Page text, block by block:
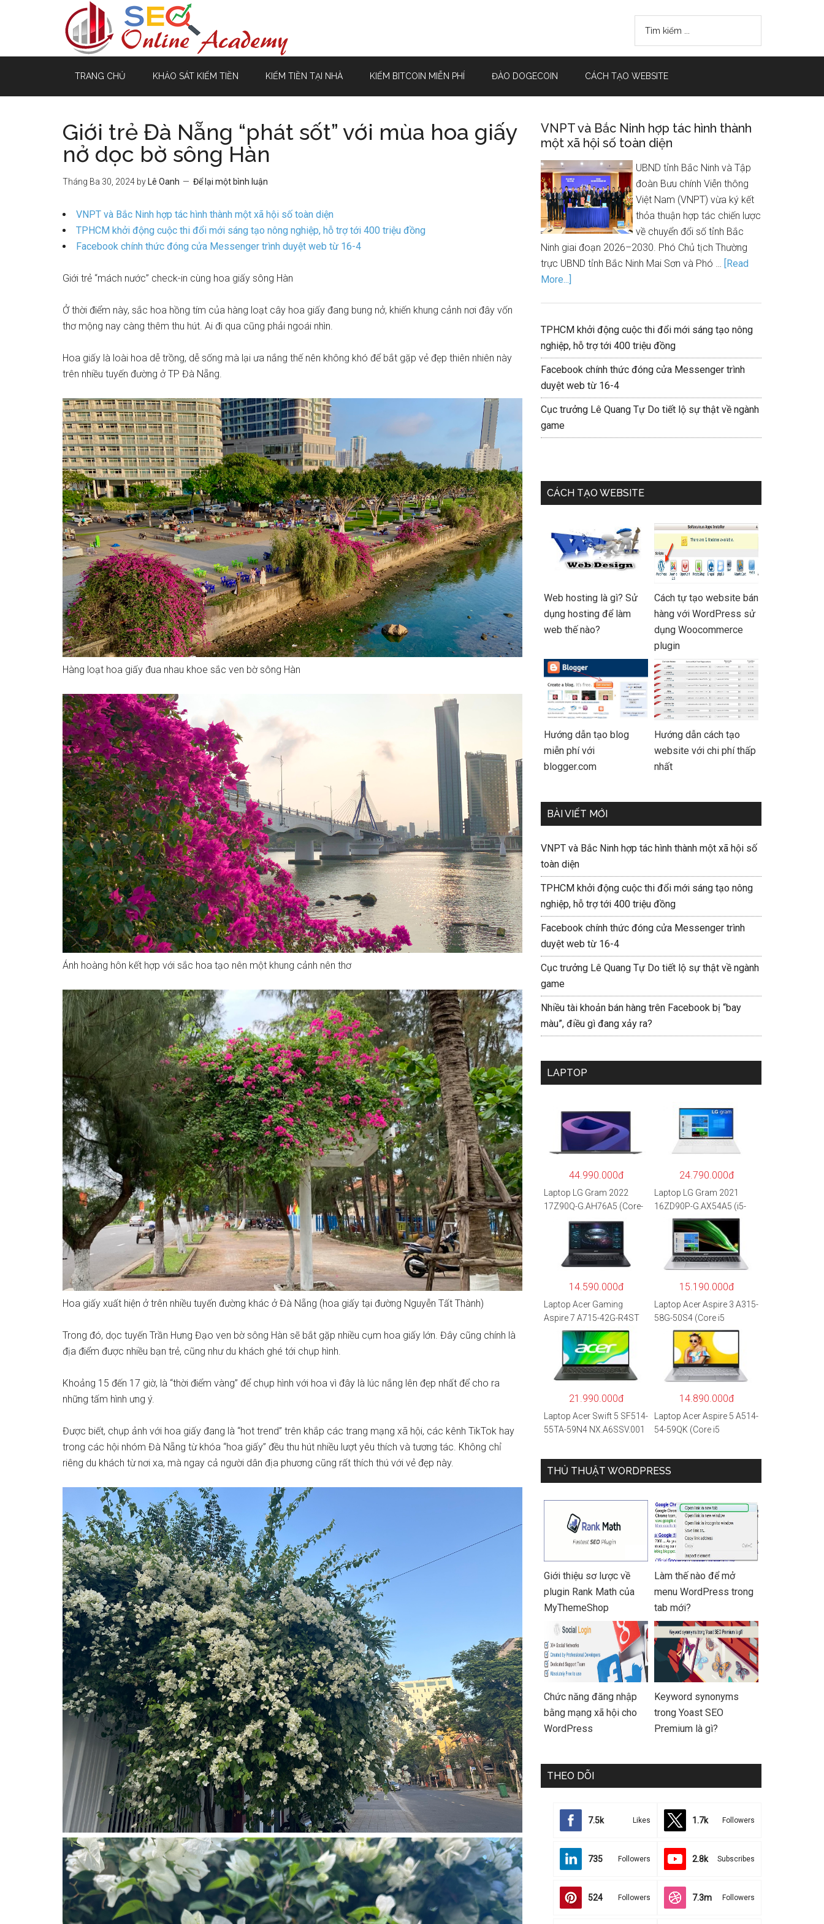
TRANG CHỦ KHẢO SÁT KIẾM TIỀN KIẾM TIỀN TẠI NHÀ KIẾM BITCOIN MIỄN PHÍ ĐÀO DOGECOIN CÁCH TẠO WEBSITE
Giới trẻ Đà Nẵng “phát sốt” với mùa hoa giấy
nở dọc bờ sông Hàn
Tháng Ba 30, 2024 by Lê Oanh Để lại một bình luận
VNPT và Bắc Ninh hợp tác hình thành một xã hội số toàn diện
TPHCM khởi động cuộc thi đổi mới sáng tạo nông nghiệp, hỗ trợ tới 400 triệu đồng
Facebook chính thức đóng cửa Messenger trình duyệt web từ 16-4
Giới trẻ “mách nước” check-in cùng hoa giấy sông Hàn
Ở thời điểm này, sắc hoa hồng tím của hàng loạt cây hoa giấy đang bung nở, khiến khung cảnh nơi đây vốn
thơ mộng nay càng thêm thu hút. Ai đi qua cũng phải ngoái nhìn.
Hoa giấy là loài hoa dễ trồng, dễ sống mà lại ưa nắng thế nên không khó để bắt gặp vẻ đẹp thiên nhiên này
trên nhiều tuyến đường ở TP Đà Nẵng.
Hàng loạt hoa giấy đua nhau khoe sắc ven bờ sông Hàn
Ánh hoàng hôn kết hợp với sắc hoa tạo nên một khung cảnh nên thơ
Hoa giấy xuất hiện ở trên nhiều tuyến đường khác ở Đà Nẵng (hoa giấy tại đường Nguyễn Tất Thành)
Trong đó, dọc tuyến Trần Hưng Đạo ven bờ sông Hàn sẽ bắt gặp nhiều cụm hoa giấy lớn. Đây cũng chính là
địa điểm được nhiều bạn trẻ, cũng như du khách ghé tới chụp hình.
Khoảng 15 đến 17 giờ, là “thời điểm vàng” để chụp hình với hoa vì đây là lúc nắng lên đẹp nhất để cho ra
những tấm hình ưng ý.
Được biết, chụp ảnh với hoa giấy đang là “hot trend” trên khắp các trang mạng xã hội, các kênh TikTok hay
trong các hội nhóm Đà Nẵng từ khóa “hoa giấy” đều thu hút nhiều lượt yêu thích và tương tác. Không chỉ
riêng du khách từ nơi xa, mà ngay cả người dân địa phương cũng rất thích thú với vẻ đẹp này.
VNPT và Bắc Ninh hợp tác hình thành
một xã hội số toàn diện
UBND tỉnh Bắc Ninh và Tập
đoàn Bưu chính Viễn thông
Việt Nam (VNPT) vừa ký kết
thỏa thuận hợp tác chiến lược
về chuyển đổi số tỉnh Bắc
Ninh giai đoạn 2026–2030. Phó Chủ tịch Thường
trực UBND tỉnh Bắc Ninh Mai Sơn và Phó … [Read
More...]
TPHCM khởi động cuộc thi đổi mới sáng tạo nông
nghiệp, hỗ trợ tới 400 triệu đồng
Facebook chính thức đóng cửa Messenger trình
duyệt web từ 16-4
Cục trưởng Lê Quang Tự Do tiết lộ sự thật về ngành
game
CÁCH TẠO WEBSITE
Web hosting là gì? Sử
dụng hosting để làm
web thế nào?
Cách tự tạo website bán
hàng với WordPress sử
dụng Woocommerce
plugin
Hướng dẫn tạo blog
miễn phí với
blogger.com
Hướng dẫn cách tạo
website với chi phí thấp
nhất
BÀI VIẾT MỚI
VNPT và Bắc Ninh hợp tác hình thành một xã hội số
toàn diện
TPHCM khởi động cuộc thi đổi mới sáng tạo nông
nghiệp, hỗ trợ tới 400 triệu đồng
Facebook chính thức đóng cửa Messenger trình
duyệt web từ 16-4
Cục trưởng Lê Quang Tự Do tiết lộ sự thật về ngành
game
Nhiều tài khoản bán hàng trên Facebook bị “bay
màu”, điều gì đang xảy ra?
LAPTOP
44.990.000đ
Laptop LG Gram 2022
17Z90Q-G.AH76A5 (Core-
1260P/16GB/512GB/17″
WQXGA/Win 11/Xám)
24.790.000đ
Laptop LG Gram 2021
16ZD90P-G.AX54A5 (i5-
1135G7/8GB RAM/512GB
SSD/16″WQXGA/Dos/Trắ
14.590.000đ
Laptop Acer Gaming
Aspire 7 A715-42G-R4ST
NH.QAYSV.004 (R5
5500U/8GB RAM/256GB
SSD/15.6″FHD
IPS/GTX1650 4GB/Win10)
15.190.000đ
Laptop Acer Aspire 3 A315-
58G-50S4 (Core i5
1135G7/8GB
RAM/512GB/15.6″FHD/M
X350 2GB/Win 10/Bạc)
21.990.000đ
Laptop Acer Swift 5 SF514-
55TA-59N4 NX.A6SSV.001
SSD/14″FHD_Touch/Win1
0/Xanh) – Hàng chính
14.890.000đ
Laptop Acer Aspire 5 A514-
54-59QK (Core i5
11/Vàng)
THỦ THUẬT WORDPRESS
Giới thiệu sơ lược về
plugin Rank Math của
MyThemeShop
Làm thế nào để mở
menu WordPress trong
tab mới?
Chức năng đăng nhập
bằng mạng xã hội cho
WordPress
Keyword synonyms
trong Yoast SEO
Premium là gì?
THEO DÕI
7.5k Likes 1.7k Followers
735 Followers 2.8k Subscribes
524 Followers 7.3m Followers